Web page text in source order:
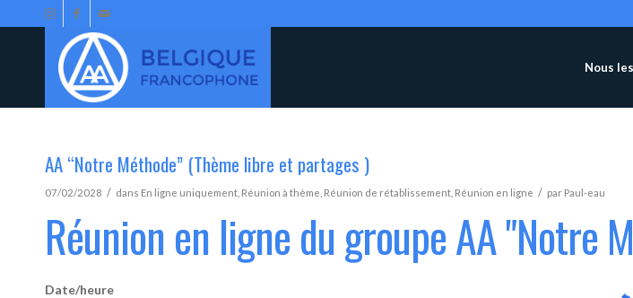
Nous
AA “Notre Méthode” (Thème libre et partages )
07/02/2028 / dans En ligne uniquement Réunion à thème Réunion de rétablissement Réunion en ligne / par Paul-eau
Réunion en ligne du groupe AA "Notre
Date/heure